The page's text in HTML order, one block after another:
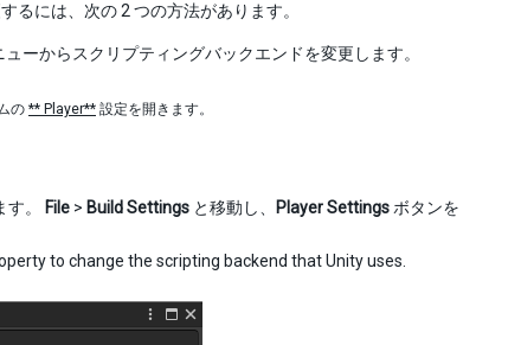
るには、次の 2 つの方法があります。
ューからスクリプティングバックエンドを変更します。
の ** Player** 設定を開きます。
す。 File > Build Settings と移動し、 Player Settings ボタンを
to change the scripting backend that Unity uses.